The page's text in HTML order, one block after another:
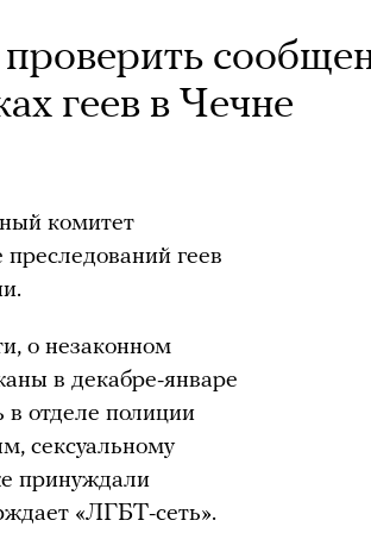
геев в Чечне
комитет
геев
о незаконном
в декабре-январе
в отделе полиции
сексуальному
принуждали
«ЛГБТ-сеть».